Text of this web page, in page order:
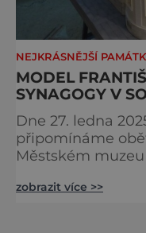
NEJKRÁSNĚJŠÍ
MODEL
SYNAGOGY V
Dne 27. ledna
připomínáme
Městském
nacisty zničena v roce 1938.
zobrazit více >>